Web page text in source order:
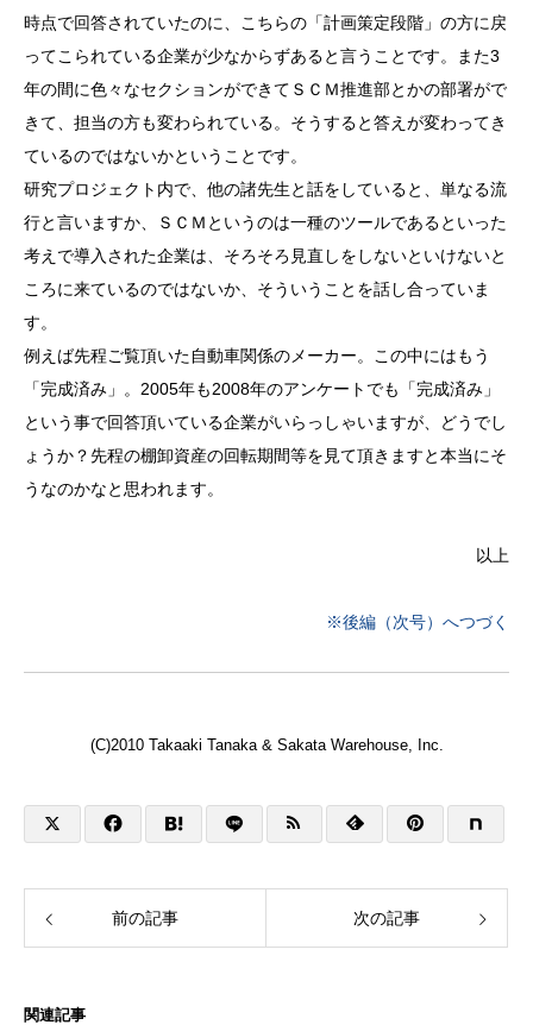
時点で回答されていたのに、こちらの「計画策定段階」の方に戻
ってこられている企業が少なからずあると言うことです。また3
年の間に色々なセクションができてＳＣＭ推進部とかの部署がで
きて、担当の方も変わられている。そうすると答えが変わってき
ているのではないかということです。
研究プロジェクト内で、他の諸先生と話をしていると、単なる流
行と言いますか、ＳＣＭというのは一種のツールであるといった
考えで導入された企業は、そろそろ見直しをしないといけないと
ころに来ているのではないか、そういうことを話し合っていま
す。
例えば先程ご覧頂いた自動車関係のメーカー。この中にはもう
「完成済み」。2005年も2008年のアンケートでも「完成済み」
という事で回答頂いている企業がいらっしゃいますが、どうでし
ょうか？先程の棚卸資産の回転期間等を見て頂きますと本当にそ
うなのかなと思われます。
以上
※後編（次号）へつづく
(C)2010 Takaaki Tanaka & Sakata Warehouse, Inc.
前の記事 次の記事
関連記事